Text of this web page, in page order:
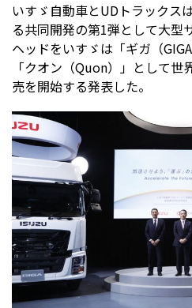
いすゞ自動車とUDトラックス
る共同開発の第1弾として大型
ヘッドをいすゞは「ギガ（
「クオン（Quon）」として
売を開始する発表した。